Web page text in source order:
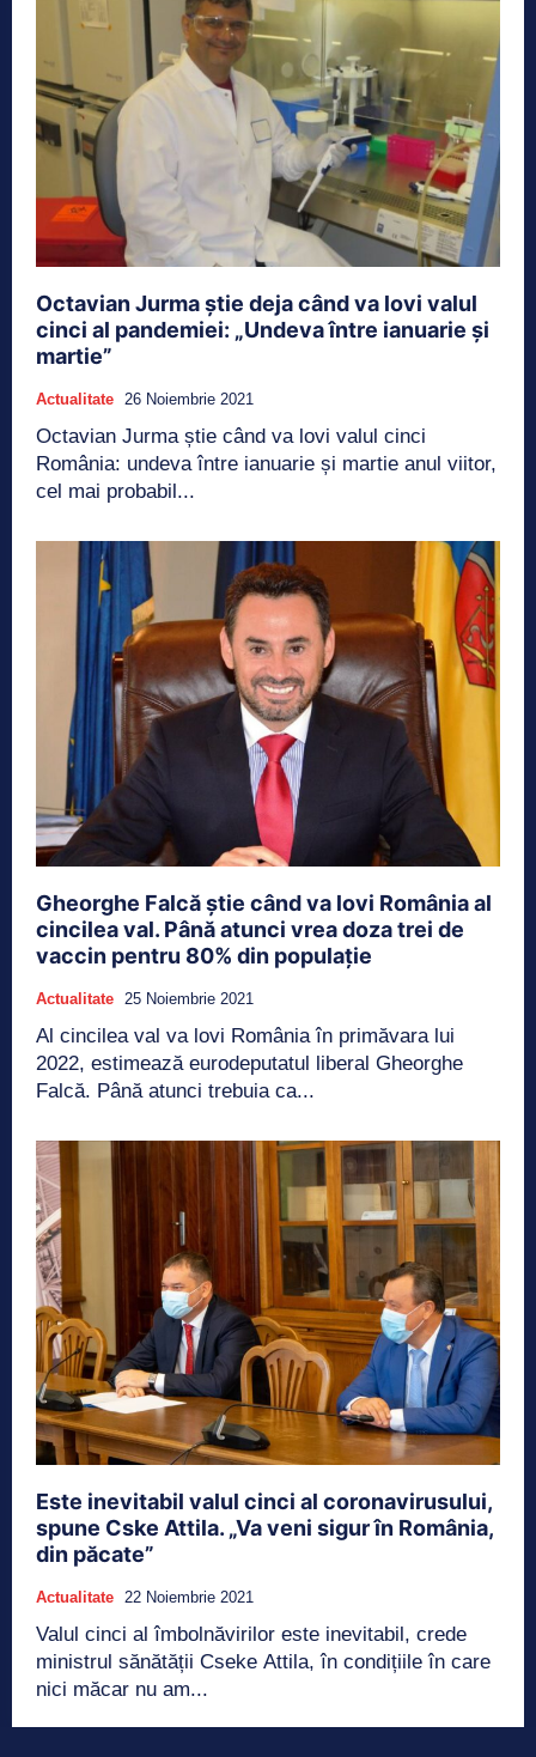
Octavian Jurma știe deja când va lovi valul
cinci al pandemiei: „Undeva între ianuarie și
martie”
Actualitate 26 Noiembrie 2021
Octavian Jurma știe când va lovi valul cinci
România: undeva între ianuarie și martie anul viitor,
cel mai probabil...
Gheorghe Falcă știe când va lovi România al
cincilea val. Până atunci vrea doza trei de
vaccin pentru 80% din populație
Actualitate 25 Noiembrie 2021
Al cincilea val va lovi România în primăvara lui
2022, estimează eurodeputatul liberal Gheorghe
Falcă. Până atunci trebuia ca...
Este inevitabil valul cinci al coronavirusului,
spune Cske Attila. „Va veni sigur în România,
din păcate”
Actualitate 22 Noiembrie 2021
Valul cinci al îmbolnăvirilor este inevitabil, crede
ministrul sănătății Cseke Attila, în condițiile în care
nici măcar nu am...